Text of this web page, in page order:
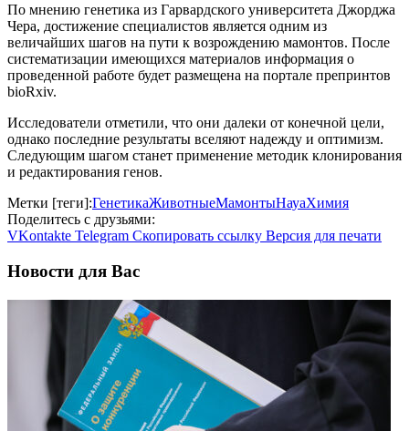
По мнению генетика из Гарвардского университета Джорджа
Чера, достижение специалистов является одним из
величайших шагов на пути к возрождению мамонтов. После
систематизации имеющихся материалов информация о
проведенной работе будет размещена на портале препринтов
bioRxiv.
Исследователи отметили, что они далеки от конечной цели,
однако последние результаты вселяют надежду и оптимизм.
Следующим шагом станет применение методик клонирования
и редактирования генов.
Метки [теги]:ГенетикаЖивотныеМамонтыНауаХимия
Поделитесь с друзьями:
VKontakte Telegram Скопировать ссылку Версия для печати
Новости для Вас